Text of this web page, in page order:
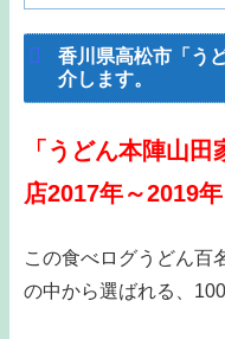
香川県高松市「う
介します。
「うどん本陣山
店2017年～2019
この食べログうどん百
の中から選ばれる、100